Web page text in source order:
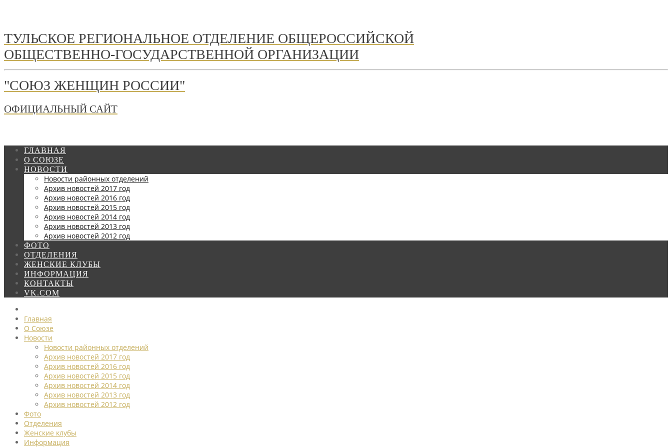
ТУЛЬСКОЕ РЕГИОНАЛЬНОЕ ОТДЕЛЕНИЕ ОБЩЕРОССИЙСКОЙ
ОБЩЕСТВЕННО-ГОСУДАРСТВЕННОЙ ОРГАНИЗАЦИИ
"СОЮЗ ЖЕНЩИН РОССИИ"
ОФИЦИАЛЬНЫЙ САЙТ
ГЛАВНАЯ
О СОЮЗЕ
НОВОСТИ
Новости районных отделений
Архив новостей 2017 год
Архив новостей 2016 год
Архив новостей 2015 год
Архив новостей 2014 год
Архив новостей 2013 год
Архив новостей 2012 год
ФОТО
ОТДЕЛЕНИЯ
ЖЕНСКИЕ КЛУБЫ
ИНФОРМАЦИЯ
КОНТАКТЫ
VK.COM
Главная
О Союзе
Новости
Новости районных отделений
Архив новостей 2017 год
Архив новостей 2016 год
Архив новостей 2015 год
Архив новостей 2014 год
Архив новостей 2013 год
Архив новостей 2012 год
Фото
Отделения
Женские клубы
Информация